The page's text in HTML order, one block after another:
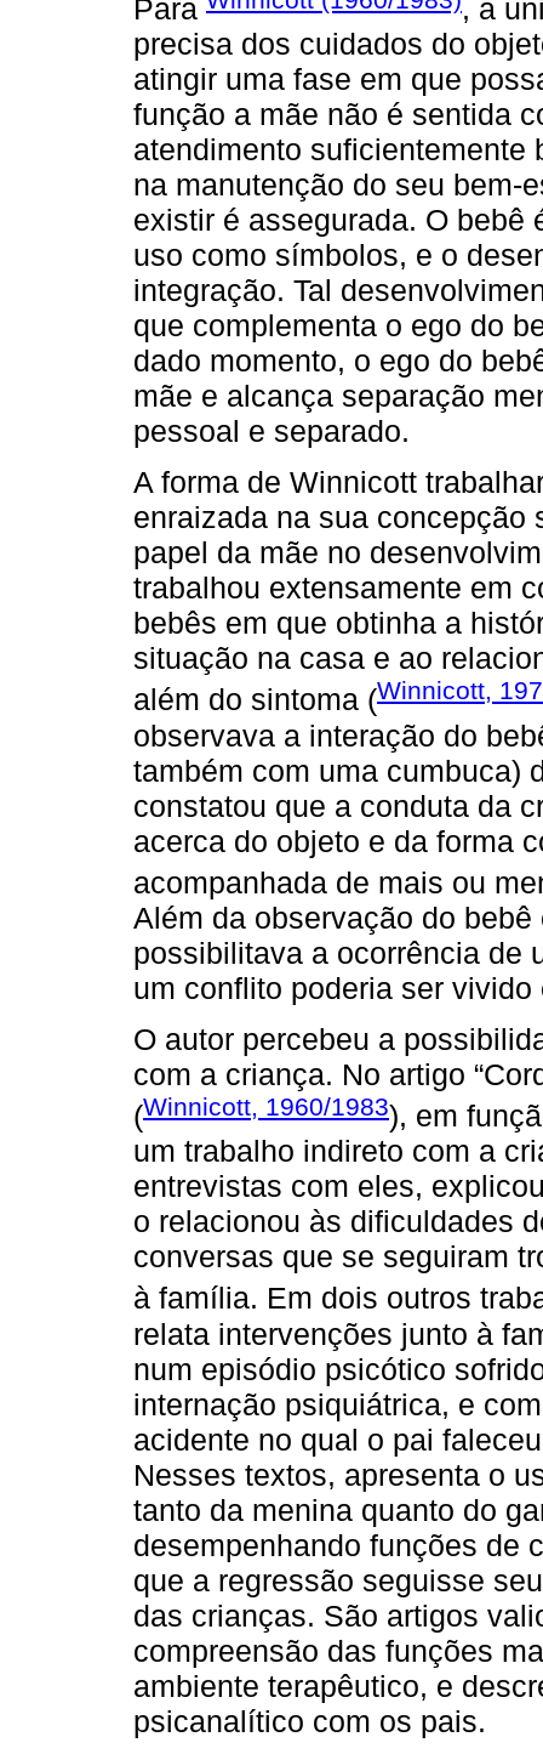
Para
, a
precisa dos cuidados do
atingir uma fase em que
função a mãe não é sentida
atendimento suficientemente
na manutenção do seu bem-
existir é assegurada. O bebê
uso como símbolos, e o
integração. Tal
que complementa o ego do
dado momento, o ego do
mãe e alcança separação
pessoal e separado.
A forma de Winnicott
enraizada na sua
papel da mãe no
trabalhou extensamente em
bebês em que obtinha a
situação na casa e ao
além do sintoma (Winnicott,
observava a interação do
também com uma cumbuca)
constatou que a conduta da
acerca do objeto e da forma
acompanhada de mais ou
Além da observação do
possibilitava a ocorrência de
um conflito poderia ser
O autor percebeu a
com a criança. No artigo
(Winnicott, 1960/1983), em
um trabalho indireto com a
entrevistas com eles,
o relacionou às dificuldades
conversas que se seguiram
à família. Em dois outros
relata intervenções junto à
num episódio psicótico
internação psiquiátrica, e
acidente no qual o pai
Nesses textos, apresenta o
tanto da menina quanto do
desempenhando funções de
que a regressão seguisse
das crianças. São artigos
compreensão das funções
ambiente terapêutico, e
psicanalítico com os pais.